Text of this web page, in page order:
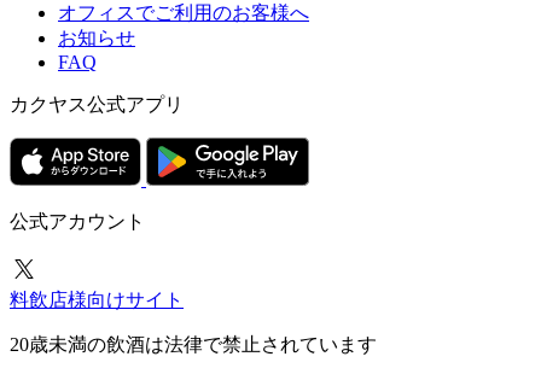
オフィスでご利用のお客様へ
お知らせ
FAQ
カクヤス公式アプリ
公式アカウント
料飲店様向けサイト
20歳未満の飲酒は法律で禁止されています